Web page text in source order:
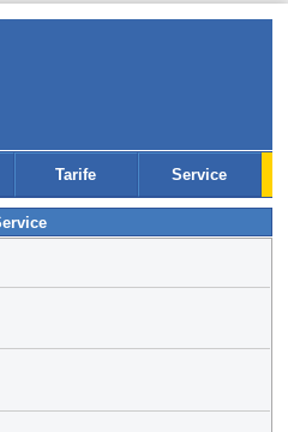
Tarife Service